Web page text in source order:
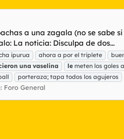
a una zagala (no se sabe
La noticia: Disculpa de dos...
ipurua ahora a por el triplete
una vaselina le meten los goles
porteraza; tapa todos los agujeros
Foro General